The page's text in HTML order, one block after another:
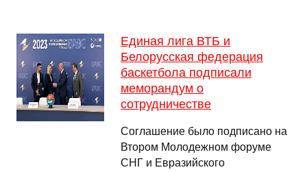
Единая лига ВТБ и
Белорусская федерация
баскетбола подписали
меморандум о
сотрудничестве
Соглашение было подписано на
Втором Молодежном форуме
СНГ и Евразийского